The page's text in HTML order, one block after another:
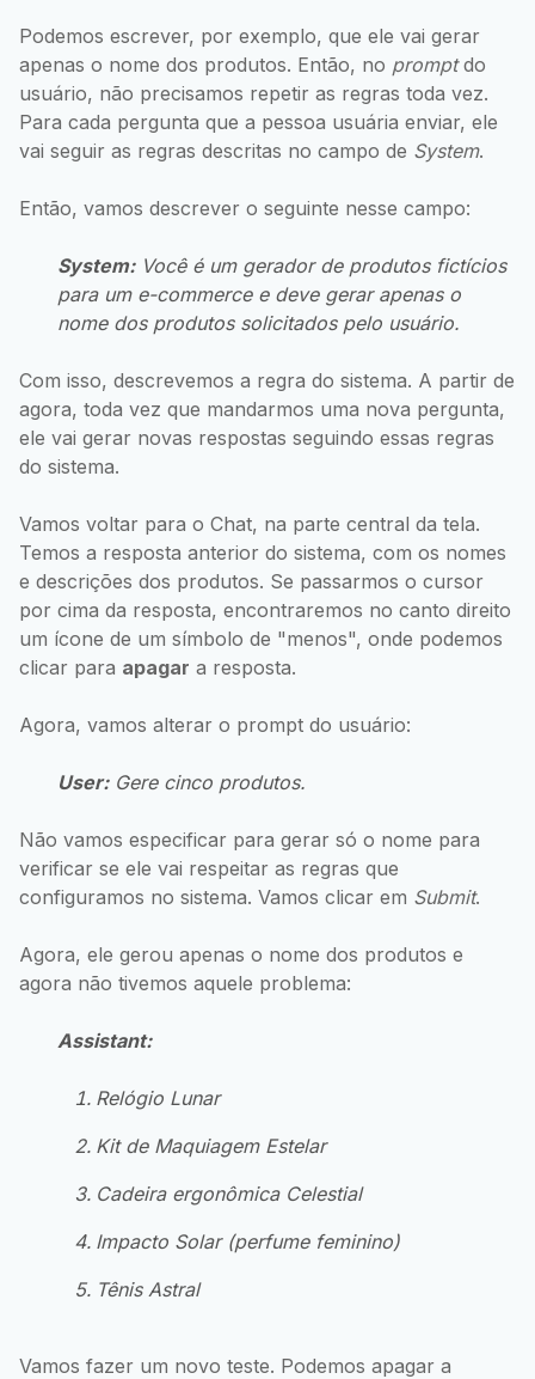
Podemos escrever, por exemplo, que ele vai gerar
apenas o nome dos produtos. Então, no promptdo
usuário, não precisamos repetir as regras toda vez.
Para cada pergunta que a pessoa usuária enviar, ele
vai seguir as regras descritas no campo de System.
Então, vamos descrever o seguinte nesse campo:
System: Você é um gerador de produtos fictícios
para um e-commerce e deve gerar apenas o
nome dos produtos solicitados pelo usuário.
Com isso, descrevemos a regra do sistema. A partir de
agora, toda vez que mandarmos uma nova pergunta,
ele vai gerar novas respostas seguindo essas regras
do sistema.
Vamos voltar para o Chat, na parte central da tela.
Temos a resposta anterior do sistema, com os nomes
e descrições dos produtos. Se passarmos o cursor
por cima da resposta, encontraremos no canto direito
um ícone de um símbolo de "menos", onde podemos
clicar para apagar a resposta.
Agora, vamos alterar o prompt do usuário:
User: Gere cinco produtos.
Não vamos especificar para gerar só o nome para
verificar se ele vai respeitar as regras que
configuramos no sistema. Vamos clicar em Submit.
Agora, ele gerou apenas o nome dos produtos e
agora não tivemos aquele problema:
Assistant:
Relógio Lunar
Kit de Maquiagem Estelar
Cadeira ergonômica Celestial
Impacto Solar (perfume feminino)
Tênis Astral
Vamos fazer um novo teste. Podemos apagar a